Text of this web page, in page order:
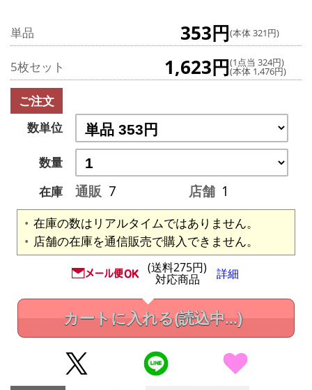
単品 353円(本体 321円)
5枚セット 1,623円(1点当 324円)
(本体 1,476円)
ご注文
数単位
数量
在庫
通販 7 店舗 1
在庫の数はリアルタイムではありません。
店舗の在庫を通信販売で購入できません。
(送料275円)
対応商品 詳細
カートに入れる(読込中...)